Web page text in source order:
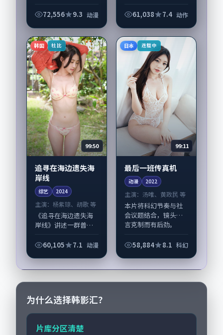
72,556 9.3 动漫
版）》值得关注：剧
琼、杨幂与配角群戏
并重。影片2022年
61,038 7.4 动作
韩国 杜比
99:50
追寻在海边遗失海
岸线
综艺 2024
主演： 杨紫琼、胡歌 等
《追寻在海边遗失海
岸线》讲述一群普通
改写人生轨迹的故
务于人物刻画而非噱
头。导演洪尚秀擅长
留白叙事，杨紫琼、
60,105 7.1 动漫
日本 连载中
99:11
最后一班传真机
动漫 2022
主演： 汤唯、黄政民 等
本片将科幻节奏与社
会议题结合，镜头语
言克制而有后劲。
由韦斯·安德森掌
纲主线；取景与声音
设计凸显日本城市质
感，...
58,884 8.1 科幻
为什么选择韩影汇？
片库分区清楚